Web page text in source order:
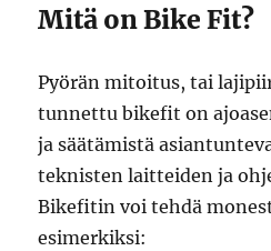
Mitä on Bike Fit?
Pyörän mitoitus, tai
tunnettu bikefit on
ja säätämistä
teknisten laitteiden ja
Bikefitin voi tehdä
esimerkiksi: